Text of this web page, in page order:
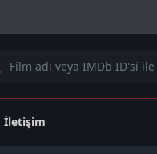
İletişim